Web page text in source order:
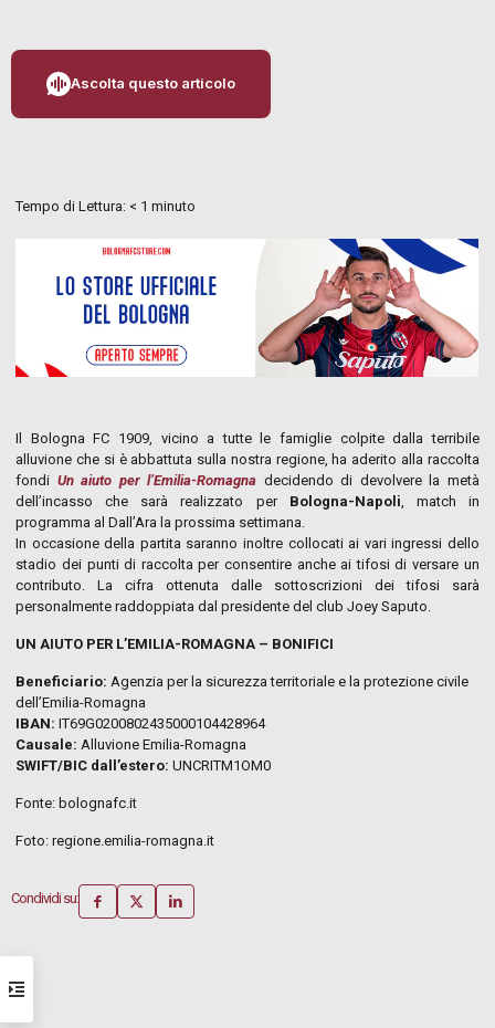
Ascolta questo articolo
Tempo di Lettura: < 1 minuto
Il Bologna FC 1909, vicino a tutte le famiglie colpite dalla terribile
alluvione che si è abbattuta sulla nostra regione, ha aderito alla raccolta
fondi Un aiuto per l’Emilia-Romagna decidendo di devolvere la metà
dell’incasso che sarà realizzato per Bologna-Napoli , match in
programma al Dall’Ara la prossima settimana.
In occasione della partita saranno inoltre collocati ai vari ingressi dello
stadio dei punti di raccolta per consentire anche ai tifosi di versare un
contributo. La cifra ottenuta dalle sottoscrizioni dei tifosi sarà
personalmente raddoppiata dal presidente del club Joey Saputo.
UN AIUTO PER L’EMILIA-ROMAGNA – BONIFICI
Beneficiario: Agenzia per la sicurezza territoriale e la protezione civile
dell’Emilia-Romagna
IBAN: IT69G0200802435000104428964
Causale: Alluvione Emilia-Romagna
SWIFT/BIC dall’estero: UNCRITM1OM0
Fonte: bolognafc.it
Foto: regione.emilia-romagna.it
Condividi su: